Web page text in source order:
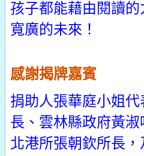
孩子都能藉由閱讀
寬廣的未來！
感謝揭牌嘉賓
捐助人張華庭小姐
長、雲林縣政府黃
北港所張朝欽所長